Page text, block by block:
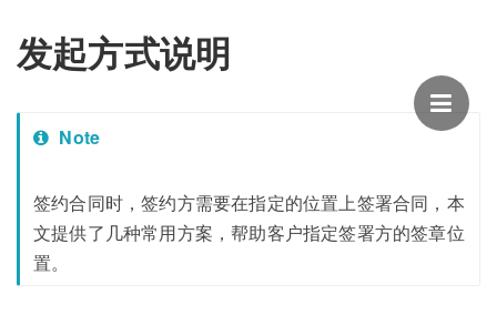
发起方式说明
Note
签约合同时，签约方需要在指定的位置上签署合同，本
文提供了几种常用方案，帮助客户指定签署方的签章位
置。